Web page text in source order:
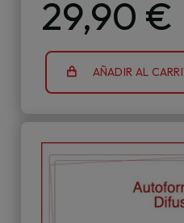
29,90 €
AÑADIR AL